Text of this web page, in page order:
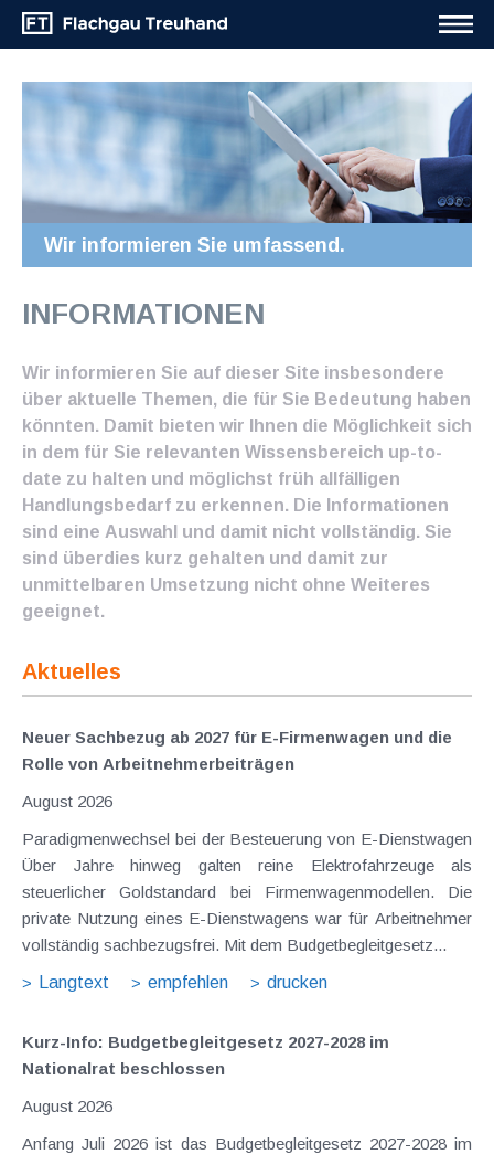
Wir informieren Sie umfassend.
INFORMATIONEN
Wir informieren Sie auf dieser Site insbesondere
über aktuelle Themen, die für Sie Bedeutung haben
könnten. Damit bieten wir Ihnen die Möglichkeit sich
in dem für Sie relevanten Wissensbereich up-to-
date zu halten und möglichst früh allfälligen
Handlungsbedarf zu erkennen. Die Informationen
sind eine Auswahl und damit nicht vollständig. Sie
sind überdies kurz gehalten und damit zur
unmittelbaren Umsetzung nicht ohne Weiteres
geeignet.
Aktuelles
Neuer Sachbezug ab 2027 für E-Firmenwagen und die
Rolle von Arbeitnehmer​­beiträgen
August 2026
Paradigmenwechsel bei der Besteuerung von E-Dienstwagen
Über Jahre hinweg galten reine Elektrofahrzeuge als
steuerlicher Goldstandard bei Firmenwagenmodellen. Die
private Nutzung eines E-Dienstwagens war für Arbeitnehmer
vollständig sachbezugsfrei. Mit dem Budgetbegleitgesetz...
Langtext
empfehlen drucken
Kurz-Info: Budgetbegleitgesetz 2027-2028 im
Nationalrat beschlossen
August 2026
Anfang Juli 2026 ist das Budgetbegleitgesetz 2027-2028 im